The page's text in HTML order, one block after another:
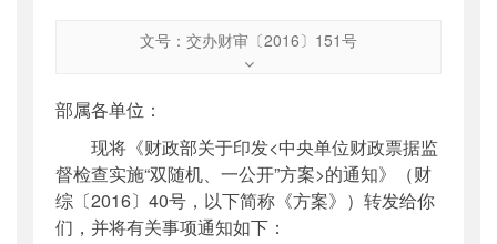
文号：交办财审〔2016〕151号
交办财审〔2016〕151号
公开日期 ：
主题词： 中央单位;财政票据;监督检查;“双随
机、...
机构分类：财务审计司
主题分类：财务信息
部属各单位：
现将《财政部关于印发<中央单位财政票据监
督检查实施“双随机、一公开”方案>的通知》（财
综〔2016〕40号，以下简称《方案》）转发给你
们，并将有关事项通知如下：